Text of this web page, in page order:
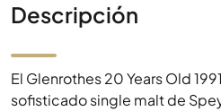
Descripción
El Glenrothes 20 Years Old
sofisticado single malt de